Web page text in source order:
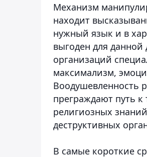
Механизм
находит
нужный язык и в
выгоден для данной
организаций
максимализм,
Воодушевленность
преграждают путь
религиозных
деструктивных
В самые короткие